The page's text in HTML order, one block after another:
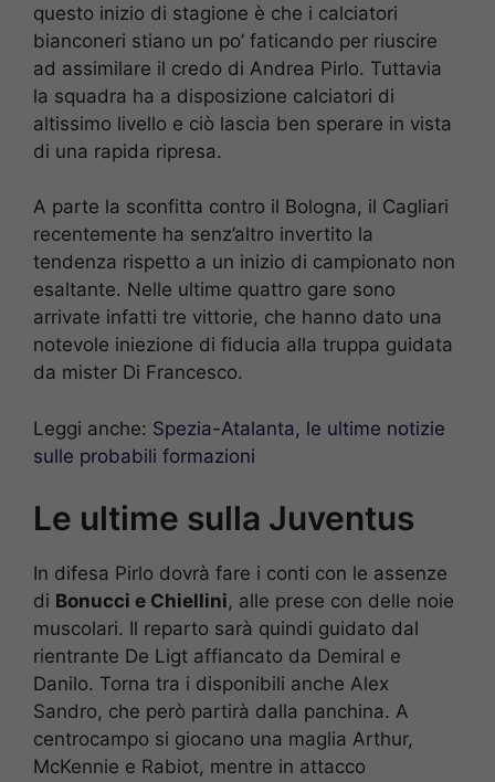
questo inizio di stagione è che i calciatori
bianconeri stiano un po’ faticando per riuscire
ad assimilare il credo di Andrea Pirlo. Tuttavia
la squadra ha a disposizione calciatori di
altissimo livello e ciò lascia ben sperare in vista
di una rapida ripresa.
A parte la sconfitta contro il Bologna, il Cagliari
recentemente ha senz’altro invertito la
tendenza rispetto a un inizio di campionato non
esaltante. Nelle ultime quattro gare sono
arrivate infatti tre vittorie, che hanno dato una
notevole iniezione di fiducia alla truppa guidata
da mister Di Francesco.
Leggi anche: Spezia-Atalanta, le ultime notizie
sulle probabili formazioni
Le ultime sulla Juventus
In difesa Pirlo dovrà fare i conti con le assenze
di Bonucci e Chiellini, alle prese con delle noie
muscolari. Il reparto sarà quindi guidato dal
rientrante De Ligt affiancato da Demiral e
Danilo. Torna tra i disponibili anche Alex
Sandro, che però partirà dalla panchina. A
centrocampo si giocano una maglia Arthur,
McKennie e Rabiot, mentre in attacco